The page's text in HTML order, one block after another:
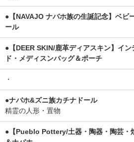
●【NAVAJO ナバホ族の生誕記念】ベビ
ール
●【DEER SKIN/鹿革ディアスキン】イン
ド・メディスンバッグ＆ポーチ
・
●ナバホ&ズニ族カチナドール
精霊の人形・置物
●【Pueblo Pottery/土器・陶器・陶芸・